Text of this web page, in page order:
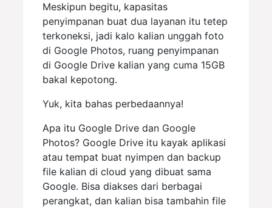
Meskipun begitu, kapasitas
penyimpanan buat dua layanan itu tetep
terkoneksi, jadi kalo kalian unggah foto
di Google Photos, ruang penyimpanan
di Google Drive kalian yang cuma 15GB
bakal kepotong.
Yuk, kita bahas perbedaannya!
Apa itu Google Drive dan Google
Photos? Google Drive itu kayak aplikasi
atau tempat buat nyimpen dan backup
file kalian di cloud yang dibuat sama
Google. Bisa diakses dari berbagai
perangkat, dan kalian bisa tambahin file